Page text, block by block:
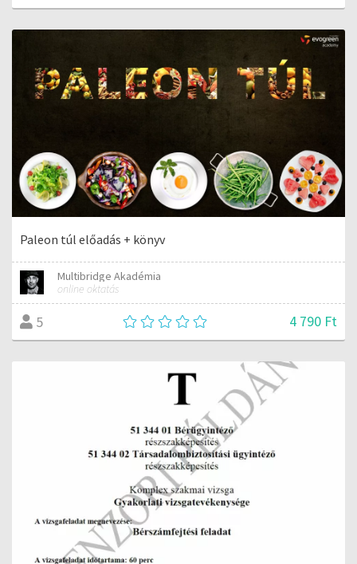
Paleon túl előadás + könyv
Multibridge Akadémia
online oktatás
5 4 790 Ft